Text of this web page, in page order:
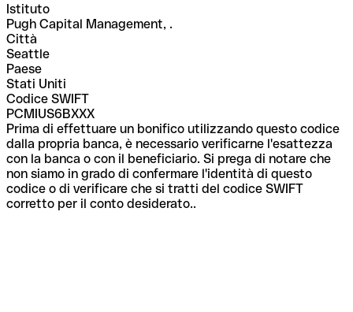
Istituto
Pugh Capital Management, .
Città
Seattle
Paese
Stati Uniti
Codice SWIFT
PCMIUS6BXXX
Prima di effettuare un bonifico utilizzando questo codice
dalla propria banca, è necessario verificarne l'esattezza
con la banca o con il beneficiario. Si prega di notare che
non siamo in grado di confermare l'identità di questo
codice o di verificare che si tratti del codice SWIFT
corretto per il conto desiderato..